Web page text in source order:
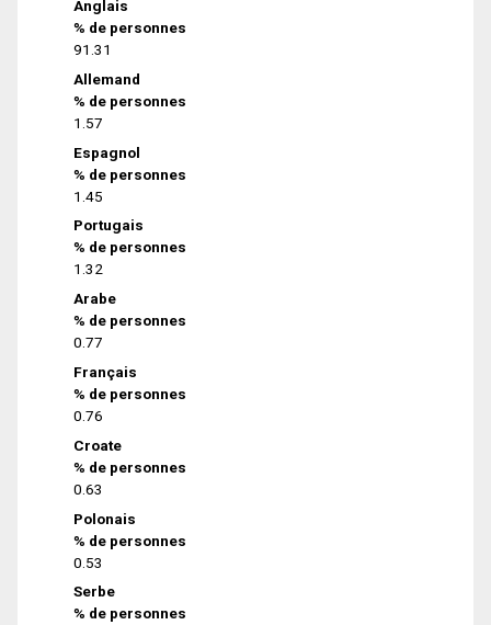
Anglais
% de personnes
91.31
Allemand
% de personnes
1.57
Espagnol
% de personnes
1.45
Portugais
% de personnes
1.32
Arabe
% de personnes
0.77
Français
% de personnes
0.76
Croate
% de personnes
0.63
Polonais
% de personnes
0.53
Serbe
% de personnes